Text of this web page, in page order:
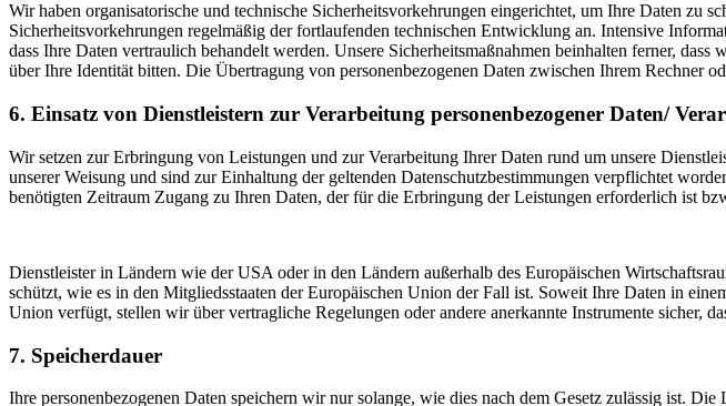
Wir haben organisatorische und technische Sicherheitsvorkehrungen eingerichtet, um Ihre Daten zu
Sicherheitsvorkehrungen regelmäßig der fortlaufenden technischen Entwicklung an. Intensive
dass Ihre Daten vertraulich behandelt werden. Unsere Sicherheitsmaßnahmen beinhalten ferner,
über Ihre Identität bitten. Die Übertragung von personenbezogenen Daten zwischen Ihrem Rechner
6. Einsatz von Dienstleistern zur Verarbeitung personenbezogener Daten/
Wir setzen zur Erbringung von Leistungen und zur Verarbeitung Ihrer Daten rund um unsere
unserer Weisung und sind zur Einhaltung der geltenden Datenschutzbestimmungen verpflichtet
benötigten Zeitraum Zugang zu Ihren Daten, der für die Erbringung der Leistungen erforderlich ist
Dienstleister in Ländern wie der USA oder in den Ländern außerhalb des Europäischen
schützt, wie es in den Mitgliedsstaaten der Europäischen Union der Fall ist. Soweit Ihre Daten in
Union verfügt, stellen wir über vertragliche Regelungen oder andere anerkannte Instrumente sicher,
7. Speicherdauer
Ihre personenbezogenen Daten speichern wir nur solange, wie dies nach dem Gesetz zulässig ist.